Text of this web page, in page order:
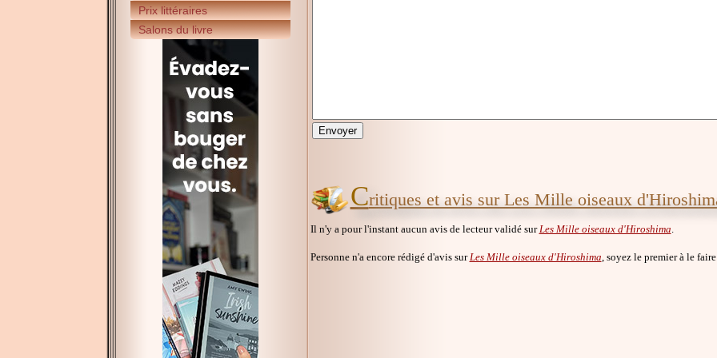
Prix littéraires
Salons du livre
Critiques et avis sur Les Mille oiseaux
Il n'y a pour l'instant aucun avis de lecteur validé surLes Mille oiseaux d'Hiroshima.
Personne n'a encore rédigé d'avis sur Les Mille oiseaux d'Hiroshima , soyez le premier à le